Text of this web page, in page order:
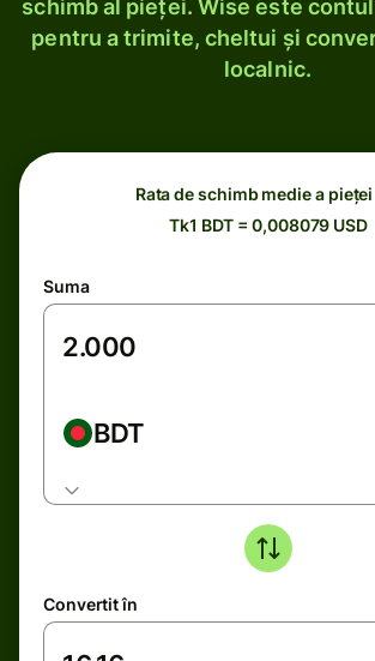
schimb al pieței. Wise este
pentru a trimite, cheltui și
localnic.
Rata de schimb medie a pieței
Tk1 BDT = 0,008079 USD
Suma
BDT
Convertit în